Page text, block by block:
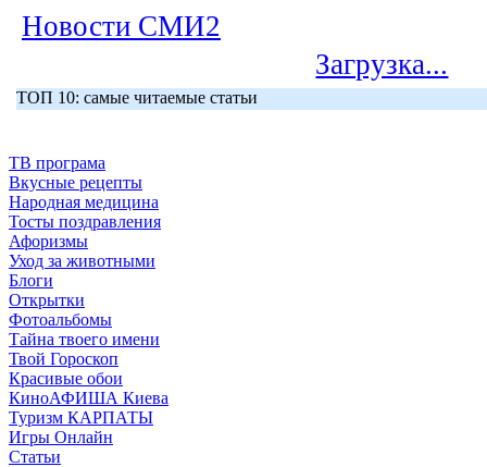
Новости СМИ2
Загрузка...
ТОП 10: самые читаемые статьи
ТВ програма
Вкусные рецепты
Народная медицина
Тосты поздравления
Афоризмы
Уход за животными
Блоги
Открытки
Фотоальбомы
Тайна твоего имени
Твой Гороскоп
Красивые обои
КиноАФИША Киева
Туризм КАРПАТЫ
Игры Онлайн
Статьи